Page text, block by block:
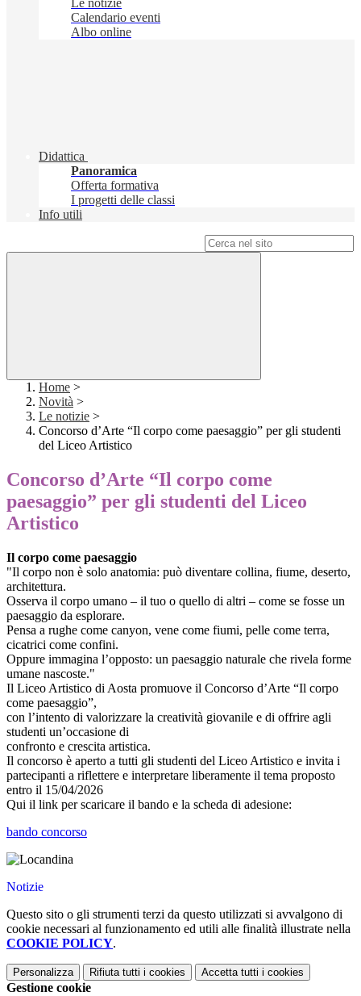
Le notizie
Calendario eventi
Albo online
Didattica
Panoramica
Offerta formativa
I progetti delle classi
Info utili
Home >
Novità >
Le notizie >
Concorso d’Arte “Il corpo come paesaggio” per gli studenti
del Liceo Artistico
Concorso d’Arte “Il corpo come
paesaggio” per gli studenti del Liceo
Artistico
Il corpo come paesaggio
"Il corpo non è solo anatomia: può diventare collina, fiume, deserto,
architettura.
Osserva il corpo umano – il tuo o quello di altri – come se fosse un
paesaggio da esplorare.
Pensa a rughe come canyon, vene come fiumi, pelle come terra,
cicatrici come confini.
Oppure immagina l’opposto: un paesaggio naturale che rivela forme
umane nascoste."
Il Liceo Artistico di Aosta promuove il Concorso d’Arte “Il corpo
come paesaggio”,
con l’intento di valorizzare la creatività giovanile e di offrire agli
studenti un’occasione di
confronto e crescita artistica.
Il concorso è aperto a tutti gli studenti del Liceo Artistico e invita i
partecipanti a riflettere e interpretare liberamente il tema proposto
entro il 15/04/2026
Qui il link per scaricare il bando e la scheda di adesione:
bando concorso
Notizie
Questo sito o gli strumenti terzi da questo utilizzati si avvalgono di
cookie necessari al funzionamento ed utili alle finalità illustrate nella
COOKIE POLICY.
Personalizza Rifiuta tutti i cookies Accetta tutti i cookies
Gestione cookie